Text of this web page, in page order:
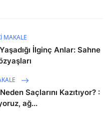
MAKALE
İlginç Anlar: Sahne
Saçlarını Kazıtıyor? :
ağ...